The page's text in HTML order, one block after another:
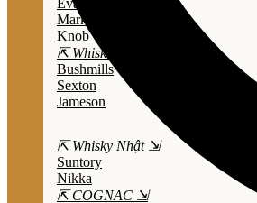
Evan Williams
Marker's Mark
Knob Creek
⇱ Whiskey Ailen ⇲
Bushmills
Sexton
Jameson
⇱ Whisky Nhật ⇲
Suntory
Nikka
⇱ COGNAC ⇲